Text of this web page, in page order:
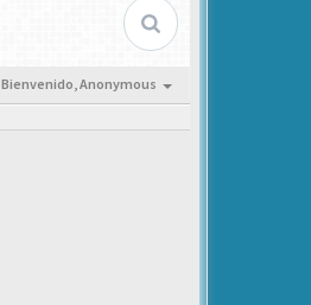
Bienvenido,Anonymous